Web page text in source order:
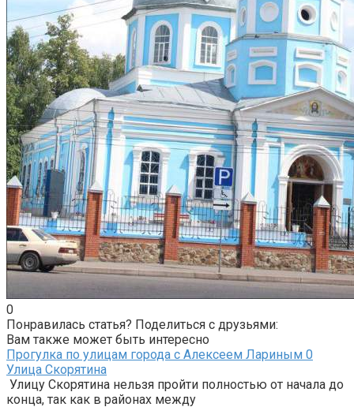
0
Понравилась статья? Поделиться с друзьями:
Вам также может быть интересно
Прогулка по улицам города с Алексеем Лариным 0
Улица Скорятина
Улицу Скорятина нельзя пройти полностью от начала до
конца, так как в районах между